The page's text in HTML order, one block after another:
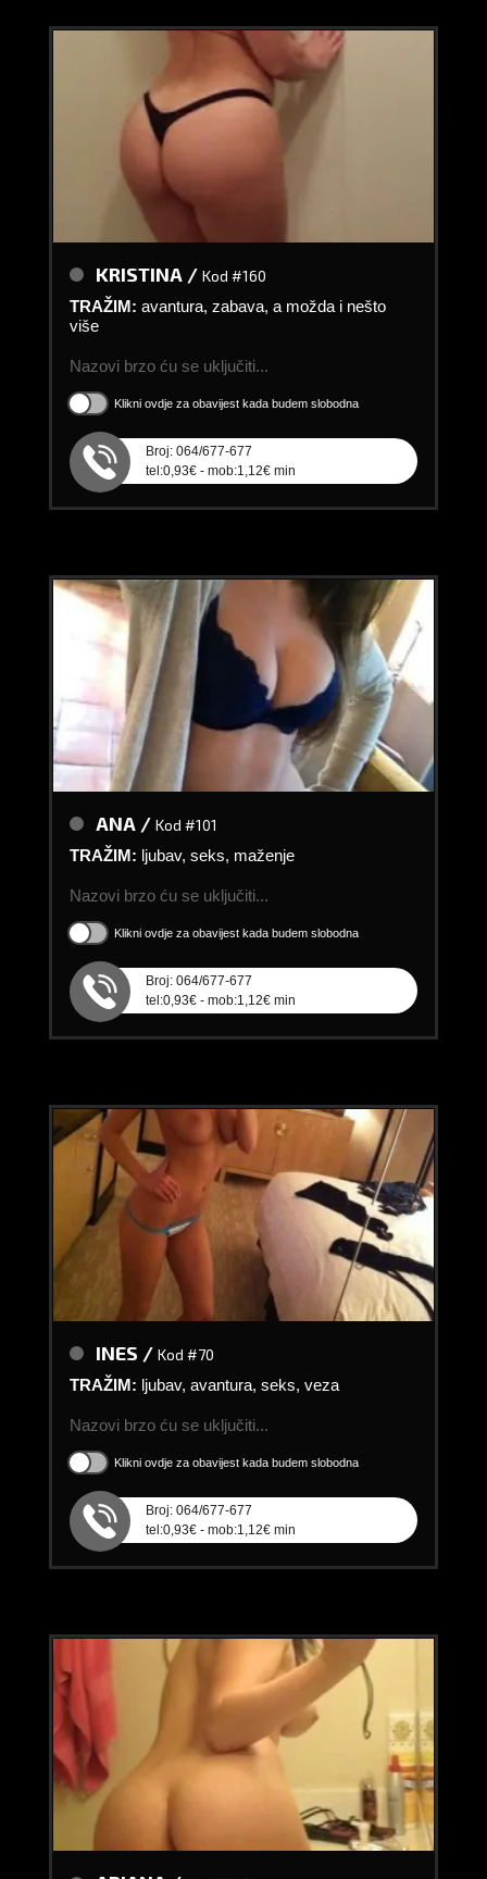
KRISTINA / Kod #160
TRAŽIM: avantura, zabava, a možda i nešto
više
Nazovi brzo ću se uključiti...
Klikni ovdje za obavijest kada budem slobodna
Broj: 064/677-677
tel:0,93€ - mob:1,12€ min
ANA / Kod #101
TRAŽIM: ljubav, seks, maženje
Nazovi brzo ću se uključiti...
Klikni ovdje za obavijest kada budem slobodna
Broj: 064/677-677
tel:0,93€ - mob:1,12€ min
INES / Kod #70
TRAŽIM: ljubav, avantura, seks, veza
Nazovi brzo ću se uključiti...
Klikni ovdje za obavijest kada budem slobodna
Broj: 064/677-677
tel:0,93€ - mob:1,12€ min